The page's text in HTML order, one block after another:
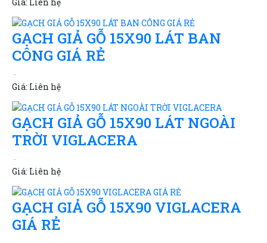
GẠCH GIẢ GỖ 15X90 LÁT BAN
CÔNG GIÁ RẺ
Giá: Liên hệ
GẠCH GIẢ GỖ 15X90 LÁT NGOÀI
TRỜI VIGLACERA
Giá: Liên hệ
GẠCH GIẢ GỖ 15X90 VIGLACERA
GIÁ RẺ